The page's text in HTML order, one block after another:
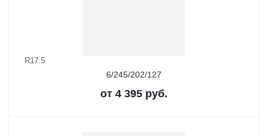
R17.5
6/245/202/127
от 4 395 руб.